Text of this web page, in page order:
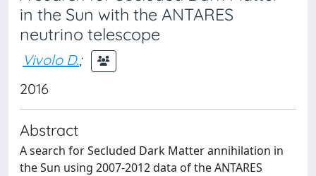
in the Sun with the ANTARES
neutrino telescope
Vivolo D.;
2016
Abstract
A search for Secluded Dark Matter annihilation in
the Sun using 2007-2012 data of the ANTARES